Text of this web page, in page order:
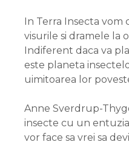
In Terra Insecta vom
visurile si dramele la
Indiferent daca va
este planeta
uimitoarea lor
Anne Sverdrup-
insecte cu un
vor face sa vrei sa